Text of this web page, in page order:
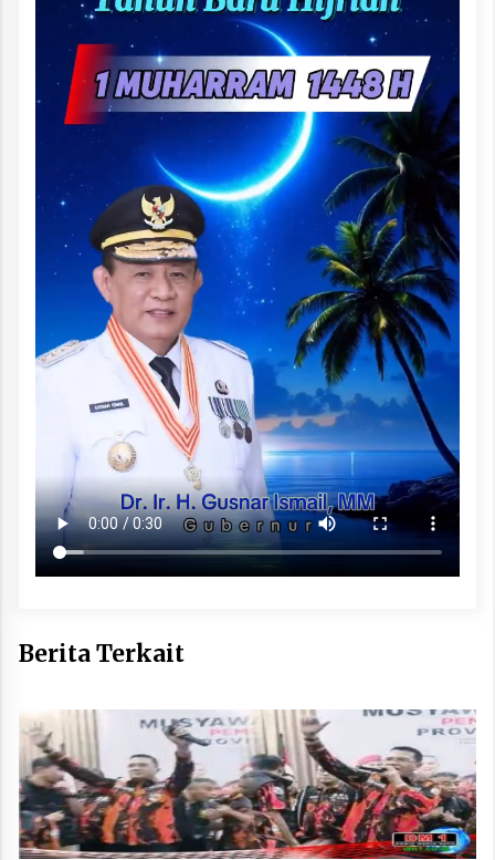
Berita Terkait